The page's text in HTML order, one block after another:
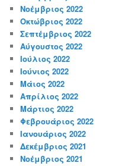
Νοέμβριος 2022
Οκτώβριος 2022
Σεπτέμβριος 2022
Αύγουστος 2022
Ιούλιος 2022
Ιούνιος 2022
Μάιος 2022
Απρίλιος 2022
Μάρτιος 2022
Φεβρουάριος 2022
Ιανουάριος 2022
Δεκέμβριος 2021
Νοέμβριος 2021